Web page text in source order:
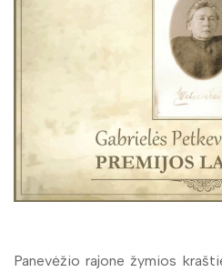
„Knygų Kalėdų dovanos 2017
Panevėžio rajone žymios